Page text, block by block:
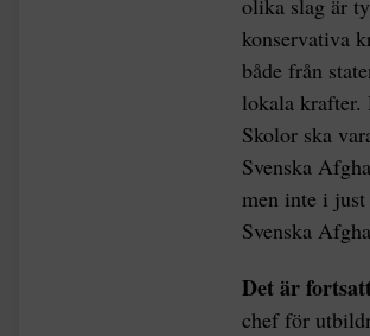
olika slag är
konservativa
både från
lokala krafter.
Skolor ska
Svenska
men inte i
Svenska
Det är
chef för